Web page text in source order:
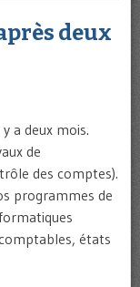
deux
a deux mois.
de
des comptes).
programmes de
états